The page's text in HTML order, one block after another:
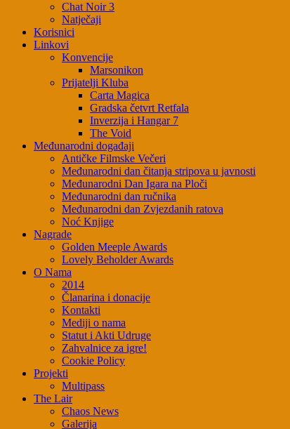
Chat Noir 3
Natječaji
Korisnici
Linkovi
Konvencije
Marsonikon
Prijatelji Kluba
Carta Magica
Gradska četvrt Retfala
Inverzija i Hangar 7
The Void
Međunarodni događaji
Antičke Filmske Večeri
Međunarodni dan čitanja stripova u javnosti
Međunarodni Dan Igara na Ploči
Međunarodni dan ručnika
Međunarodni dan Zvjezdanih ratova
Noć Knjige
Nagrade
Golden Meeple Awards
Lovely Beholder Awards
O Nama
2014
Članarina i donacije
Kontakti
Mediji o nama
Statut i Akti Udruge
Zahvalnice za igre!
Cookie Policy
Projekti
Multipass
The Lair
Chaos News
Galerija